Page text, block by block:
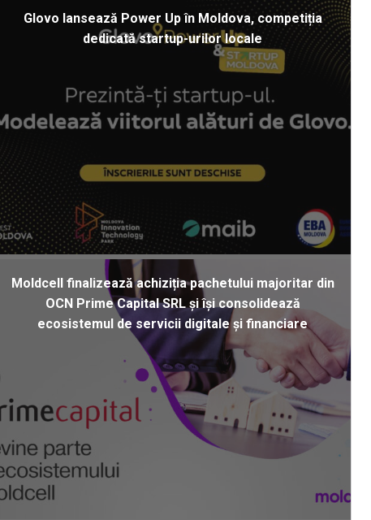
Glovo lansează Power Up în Moldova, competiția
dedicată startup-urilor locale
Moldcell finalizează achiziția pachetului majoritar din
OCN Prime Capital SRL și își consolidează
ecosistemul de servicii digitale și financiare